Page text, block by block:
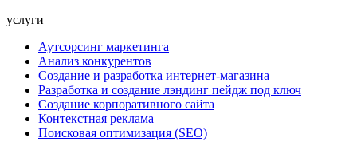
услуги
Аутсорсинг маркетинга
Анализ конкурентов
Создание и разработка интернет-магазина
Разработка и создание лэндинг пейдж под ключ
Создание корпоративного сайта
Контекстная реклама
Поисковая оптимизация (SEO)